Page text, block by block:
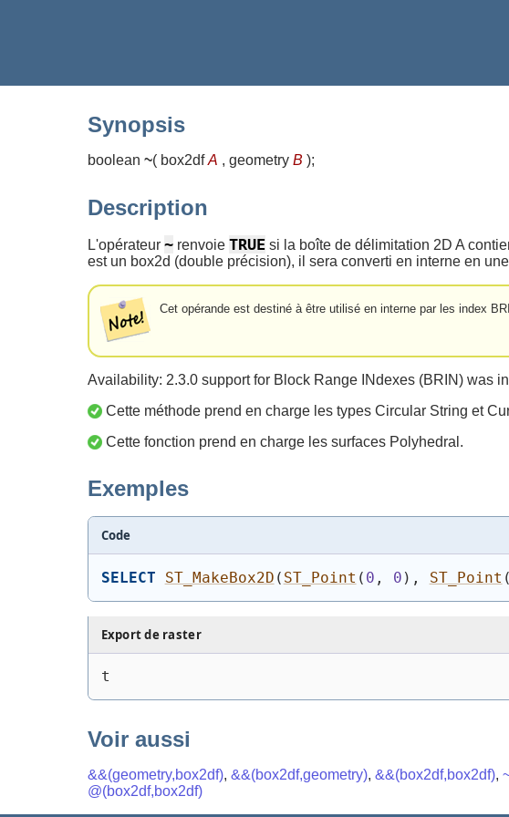
Synopsis
boolean ~( box2dfA , geometry B );
Description
L'opérateur ~ renvoie TRUE si la boîte de délimitation 2D A
est un box2d (double précision), il sera converti en interne en
Cet opérande est destiné à être utilisé en interne par les index
Availability: 2.3.0 support for Block Range INdexes (BRIN) was
Cette méthode prend en charge les types Circular String et
Cette fonction prend en charge les surfaces Polyhedral.
Exemples
Code
SELECT ST_MakeBox2D ( ST_Point ( 0 , 0 ) , ST_Point (
Export de raster
t
Voir aussi
&&(geometry,box2df), &&(box2df,geometry), &&(box2df,box2df),
@(box2df,box2df)